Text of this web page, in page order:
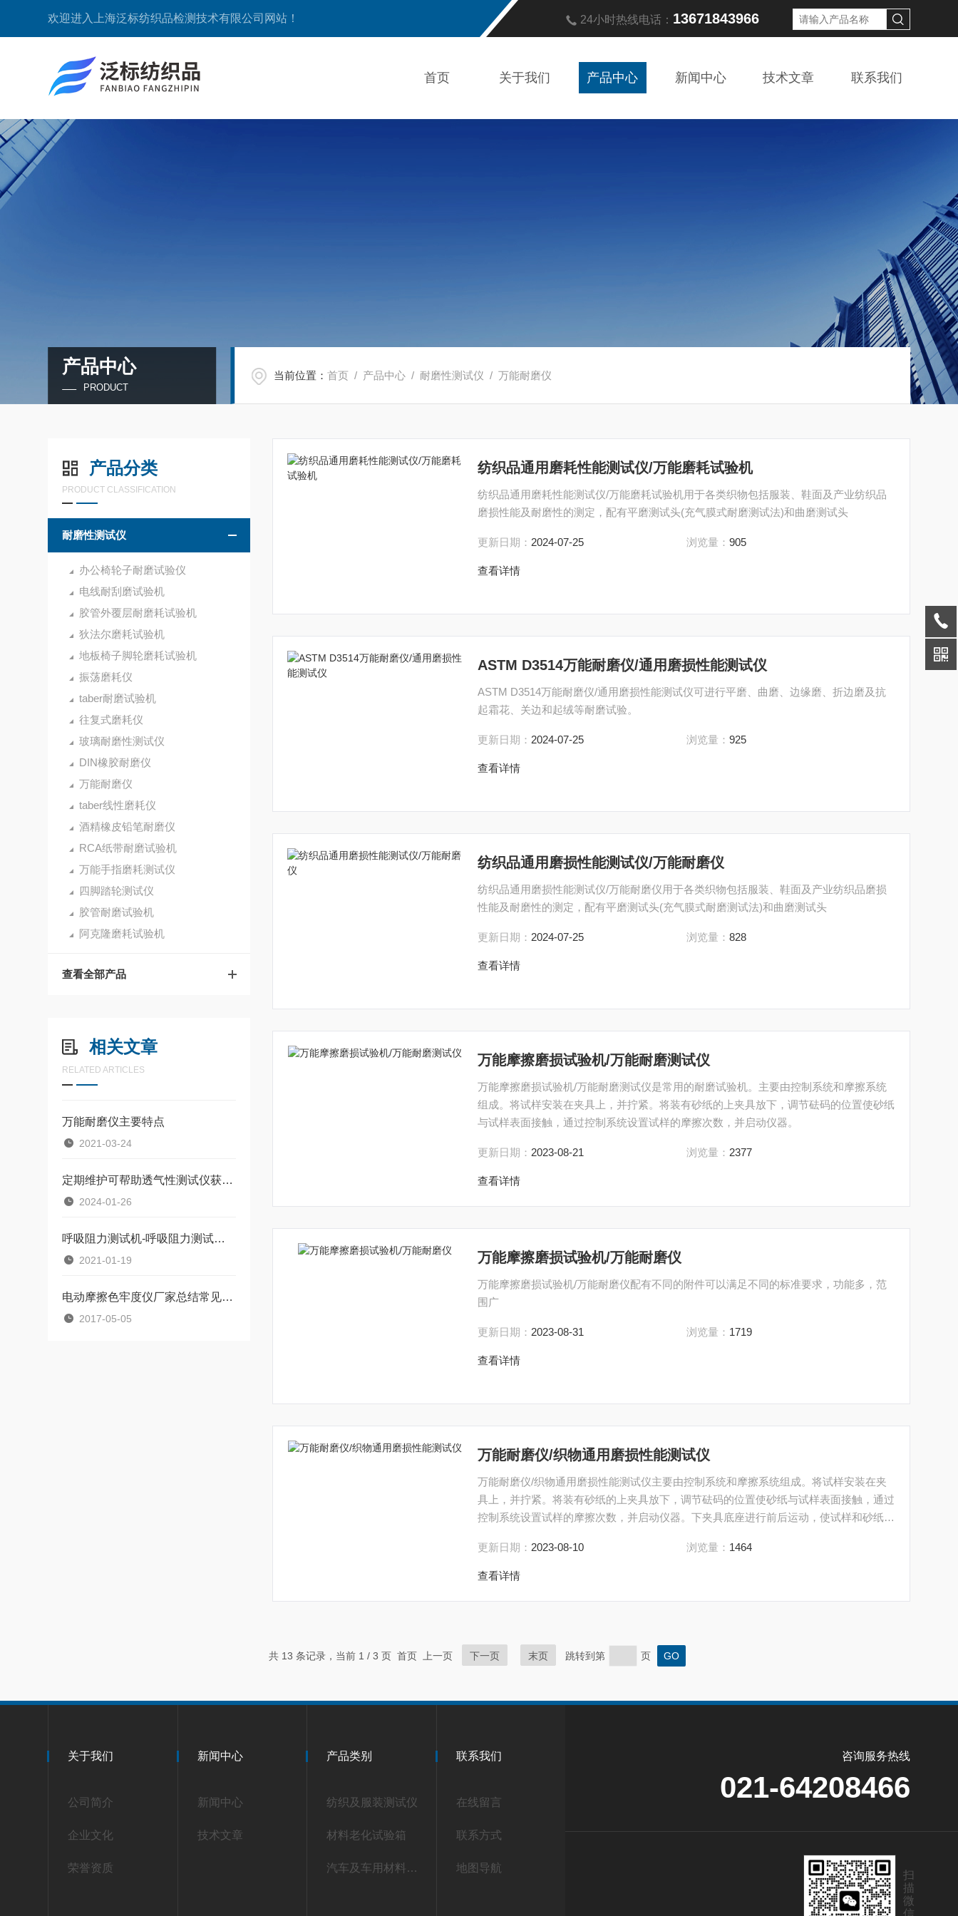
欢迎进入上海泛标纺织品检测技术有限公司网站！ 24小时热线电话： 13671843966
首页 关于我们 产品中心 新闻中心 技术文章 联系我们
产品中心
PRODUCT
当前位置：首页 / 产品中心 / 耐磨性测试仪 /万能耐磨仪
产品分类
PRODUCT CLASSIFICATION
耐磨性测试仪
办公椅轮子耐磨试验仪
电线耐刮磨试验机
胶管外覆层耐磨耗试验机
狄法尔磨耗试验机
地板椅子脚轮磨耗试验机
振荡磨耗仪
taber耐磨试验机
往复式磨耗仪
玻璃耐磨性测试仪
DIN橡胶耐磨仪
万能耐磨仪
taber线性磨耗仪
酒精橡皮铅笔耐磨仪
RCA纸带耐磨试验机
万能手指磨耗测试仪
四脚踏轮测试仪
胶管耐磨试验机
阿克隆磨耗试验机
查看全部产品
相关文章
RELATED ARTICLES
万能耐磨仪主要特点
2021-03-24
定期维护可帮助透气性测试仪获得准确的测量结果
2024-01-26
呼吸阻力测试机-呼吸阻力测试仪标准集团供应
2021-01-19
电动摩擦色牢度仪厂家总结常见的色牢度项目
2017-05-05
纺织品通用磨耗性能测试仪/万能磨耗试验机
纺织品通用磨耗性能测试仪/万能磨耗试验机用于各类织物包括服装、鞋面及产业纺织品
磨损性能及耐磨性的测定，配有平磨测试头(充气膜式耐磨测试法)和曲磨测试头
更新日期： 2024-07-25 浏览量： 905
查看详情
ASTM D3514万能耐磨仪/通用磨损性能测试仪
ASTM D3514万能耐磨仪/通用磨损性能测试仪可进行平磨、曲磨、边缘磨、折边磨及抗
起霜花、关边和起绒等耐磨试验。
更新日期： 2024-07-25 浏览量： 925
查看详情
纺织品通用磨损性能测试仪/万能耐磨仪
纺织品通用磨损性能测试仪/万能耐磨仪用于各类织物包括服装、鞋面及产业纺织品磨损
性能及耐磨性的测定，配有平磨测试头(充气膜式耐磨测试法)和曲磨测试头
更新日期： 2024-07-25 浏览量： 828
查看详情
万能摩擦磨损试验机/万能耐磨测试仪
万能摩擦磨损试验机/万能耐磨测试仪是常用的耐磨试验机。主要由控制系统和摩擦系统
组成。将试样安装在夹具上，并拧紧。将装有砂纸的上夹具放下，调节砝码的位置使砂纸
与试样表面接触，通过控制系统设置试样的摩擦次数，并启动仪器。
更新日期： 2023-08-21 浏览量： 2377
查看详情
万能摩擦磨损试验机/万能耐磨仪
万能摩擦磨损试验机/万能耐磨仪配有不同的附件可以满足不同的标准要求，功能多，范
围广
更新日期： 2023-08-31 浏览量： 1719
查看详情
万能耐磨仪/织物通用磨损性能测试仪
万能耐磨仪/织物通用磨损性能测试仪主要由控制系统和摩擦系统组成。将试样安装在夹
具上，并拧紧。将装有砂纸的上夹具放下，调节砝码的位置使砂纸与试样表面接触，通过
控制系统设置试样的摩擦次数，并启动仪器。下夹具底座进行前后运动，使试样和砂纸相
织物包括服装、鞋及产业纺织品的磨损性能及耐磨性 。
更新日期： 2023-08-10 浏览量： 1464
查看详情
共 13 条记录，当前 1 / 3 页 首页 上一页 下一页 末页 跳转到第 页
关于我们
公司简介
企业文化
荣誉资质
新闻中心
新闻中心
技术文章
产品类别
纺织及服装测试仪
材料老化试验箱
汽车及车用材料测试仪
联系我们
在线留言
联系方式
地图导航
咨询服务热线
021-64208466
扫
描
微
信